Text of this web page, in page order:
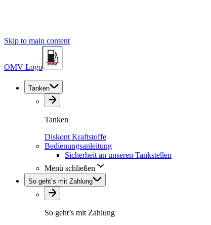
Skip to main content
OMV Logo
Tanken
Tanken
Diskont Kraftstoffe
Bedienungsanleitung
Sicherheit an unseren Tankstellen
Menü schließen
So geht’s mit Zahlung
So geht’s mit Zahlung